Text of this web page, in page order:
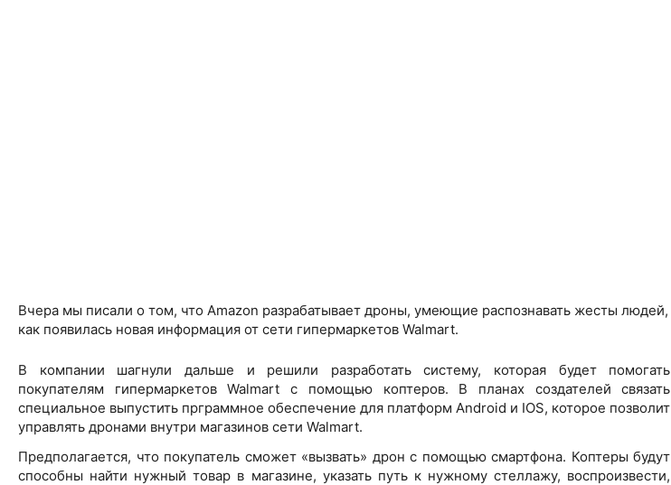
Вчера мы писали о том, что Amazon разрабатывает дроны, умеющие распознавать жесты людей,
как появилась новая информация от сети гипермаркетов Walmart.
В компании шагнули дальше и решили разработать систему, которая будет помогать
покупателям гипермаркетовWalmart
с помощью коптеров. В планах создателей связать
специальное выпустить прграммное обеспечение для платформAndroid и IOS, которое позволит
управлять дронами внутри магазинов сети Walmart.
Предполагается, что покупатель сможет «вызвать» дрон с помощью смартфона. Коптеры будут
способны найти нужный товар в магазине, указать путь к нужному стеллажу, воспроизвести,